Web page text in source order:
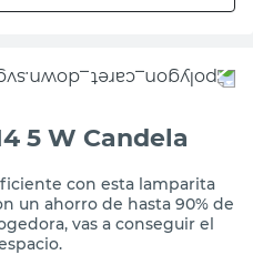
5 W Candela
con esta lamparita
un ahorro de hasta 90% de
vas a conseguir el